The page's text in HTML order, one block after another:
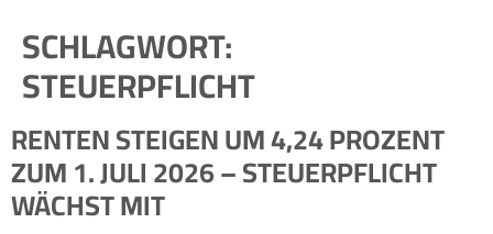
SCHLAGWORT:
STEUERPFLICHT
RENTEN STEIGEN UM 4,24 PROZENT
ZUM 1. JULI 2026 – STEUERPFLICHT
WÄCHST MIT